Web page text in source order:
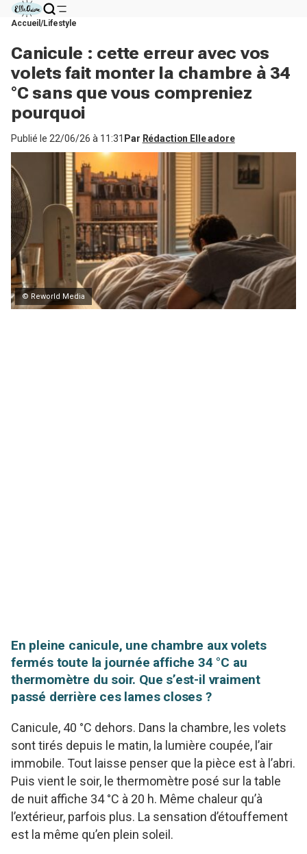
Accueil Lifestyle
Canicule : cette erreur avec vos
volets fait monter la chambre à 34
°C sans que vous compreniez
pourquoi
Publié le 22/06/26 à 11:31 Par Rédaction Elle adore
© Reworld Media
En pleine canicule, une chambre aux volets
fermés toute la journée affiche 34 °C au
thermomètre du soir. Que s’est-il vraiment
passé derrière ces lames closes ?
Canicule, 40 °C dehors. Dans la chambre, les volets
sont tirés depuis le matin, la lumière coupée, l’air
immobile. Tout laisse penser que la pièce est à l’abri.
Puis vient le soir, le thermomètre posé sur la table
de nuit affiche 34 °C à 20 h. Même chaleur qu’à
l’extérieur, parfois plus. La sensation d’étouffement
est la même qu’en plein soleil.